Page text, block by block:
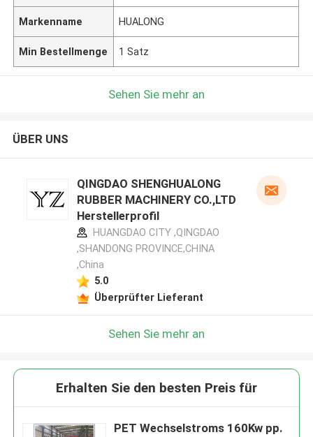
Markenname HUALONG
Min Bestellmenge 1 Satz
Sehen Sie mehr an
ÜBER UNS
QINGDAO SHENGHUALONG
RUBBER MACHINERY CO.,LTD
Herstellerprofil
HUANGDAO CITY ,QINGDAO
,SHANDONG PROVINCE,CHINA
,China
5.0
Überprüfter Lieferant
Sehen Sie mehr an
Erhalten Sie den besten Preis für
PET Wechselstroms 160Kw pp.